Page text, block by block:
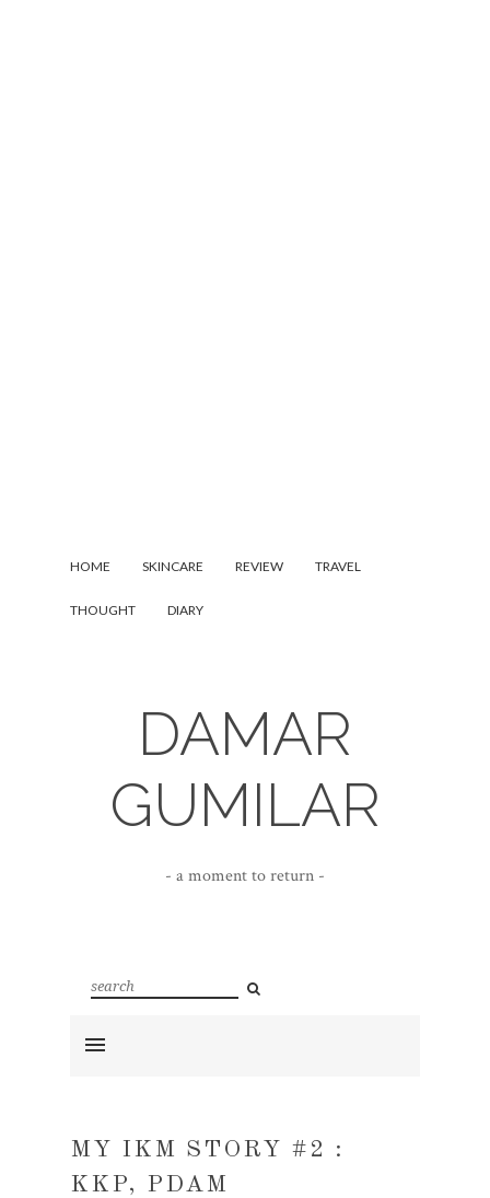
HOME SKINCARE REVIEW TRAVEL
THOUGHT DIARY
DAMAR
GUMILAR
- a moment to return -
MY IKM STORY #2 :
KKP, PDAM